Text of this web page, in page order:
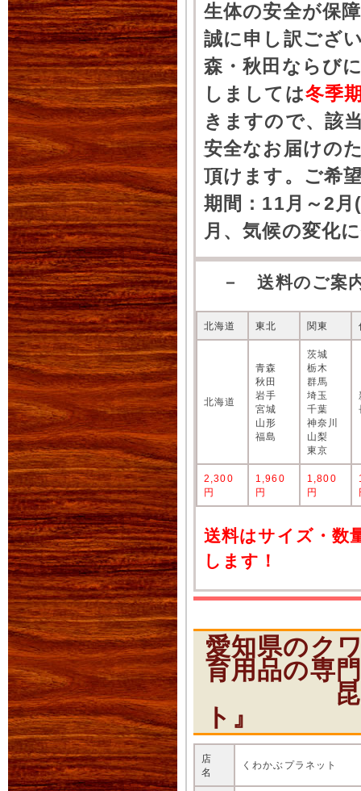
生体の安全が保
誠に申し訳ござ
森・秋田ならび
しましては冬季
きますので、該
安全なお届けの
頂けます。ご希
期間：11月～2
月、気候の変化
－ 送料のご案
北海道 東北 関東
北海道
青森
秋田
岩手
宮城
山形
福島
茨城
栃木
群馬
埼玉
千葉
神奈川
山梨
東京
2,300
円
1,960
円
1,800
円
送料はサイズ・数
します！
愛知県のク
育用品の専
昆虫シ
ト』
店
名
くわかぶプラネット